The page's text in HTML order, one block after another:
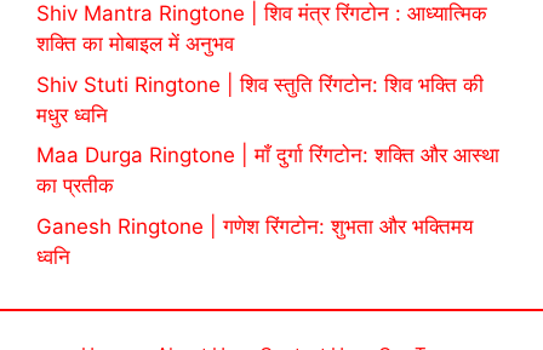
Shiv Mantra Ringtone | शिव मंत्र रिंगटोन : आध्यात्मिक
शक्ति का मोबाइल में अनुभव
Shiv Stuti Ringtone | शिव स्तुति रिंगटोन: शिव भक्ति की
मधुर ध्वनि
Maa Durga Ringtone | माँ दुर्गा रिंगटोन: शक्ति और आस्था
का प्रतीक
Ganesh Ringtone | गणेश रिंगटोन: शुभता और भक्तिमय
ध्वनि